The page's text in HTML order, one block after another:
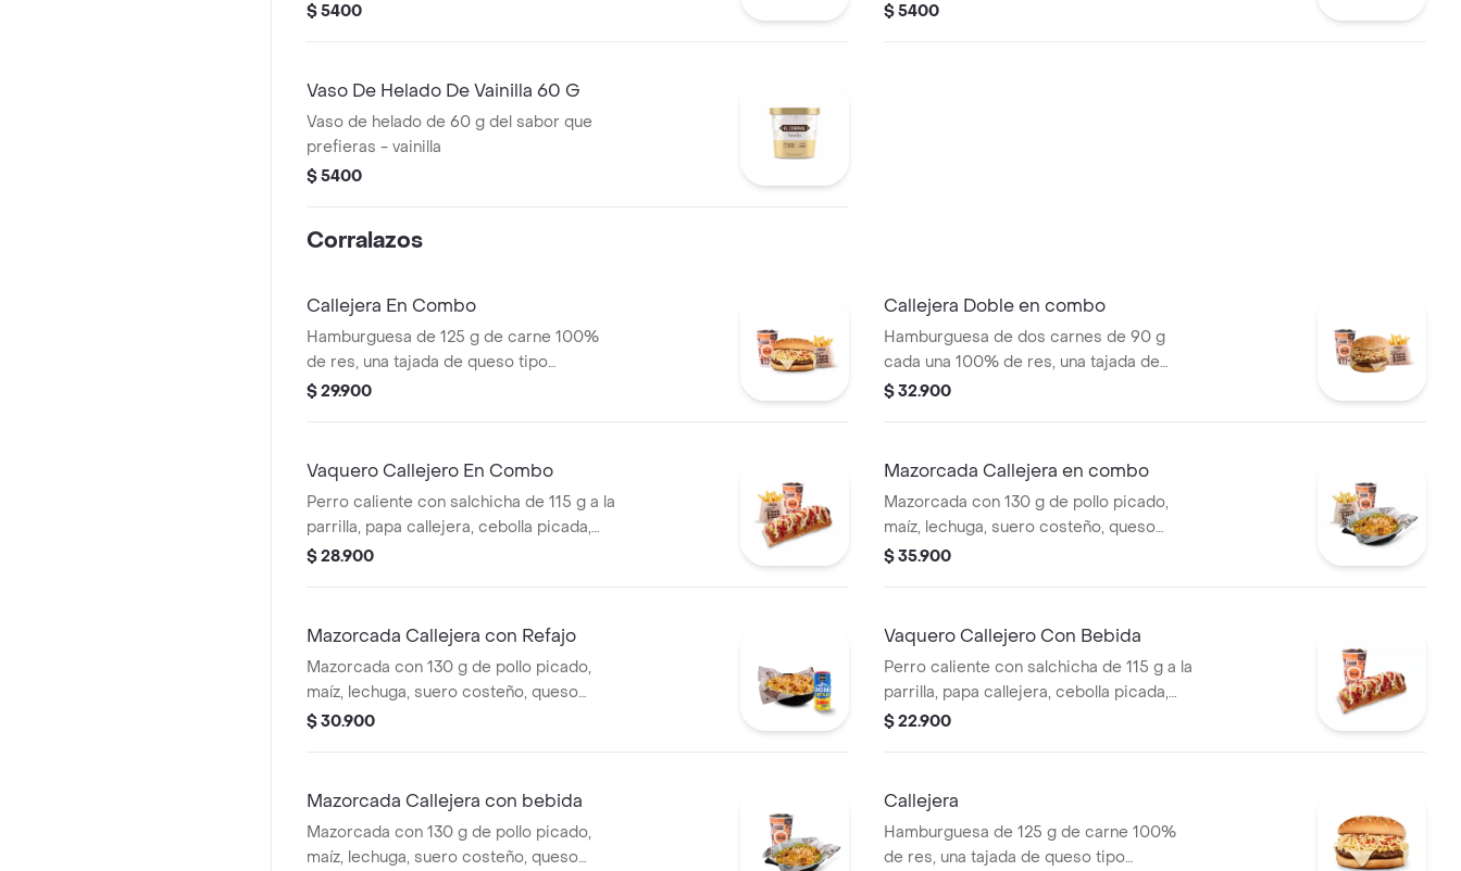
$ 5400
$ 5400
Vaso De Helado De Vainilla 60 G
Vaso de helado de 60 g del sabor que
prefieras - vainilla
$ 5400
Corralazos
Callejera En Combo
Hamburguesa de 125 g de carne 100%
de res, una tajada de queso tipo
mozzarella, papas callejera, salsa blanca,
$ 29.900
Callejera Doble en combo
Hamburguesa de dos carnes de 90 g
cada una 100% de res, una tajada de
queso tipo mozzarella, papas callejera,
bebida PET
$ 32.900
Vaquero Callejero En Combo
Perro caliente con salchicha de 115 g a la
parrilla, papa callejera, cebolla picada,
salsa blanca, salsa de tomate y mostaza
$ 28.900
Mazorcada Callejera en combo
Mazorcada con 130 g de pollo picado,
maíz, lechuga, suero costeño, queso
costeño, salsa BBQ, salsa Corral, salsa
$ 35.900
Mazorcada Callejera con Refajo
Mazorcada con 130 g de pollo picado,
maíz, lechuga, suero costeño, queso
costeño, salsa BBQ, salsa Corral, salsa
$ 30.900
Vaquero Callejero Con Bebida
Perro caliente con salchicha de 115 g a la
parrilla, papa callejera, cebolla picada,
salsa blanca, salsa de tomate y mostaza
$ 22.900
Mazorcada Callejera con bebida
Mazorcada con 130 g de pollo picado,
maíz, lechuga, suero costeño, queso
Callejera
Hamburguesa de 125 g de carne 100%
de res, una tajada de queso tipo